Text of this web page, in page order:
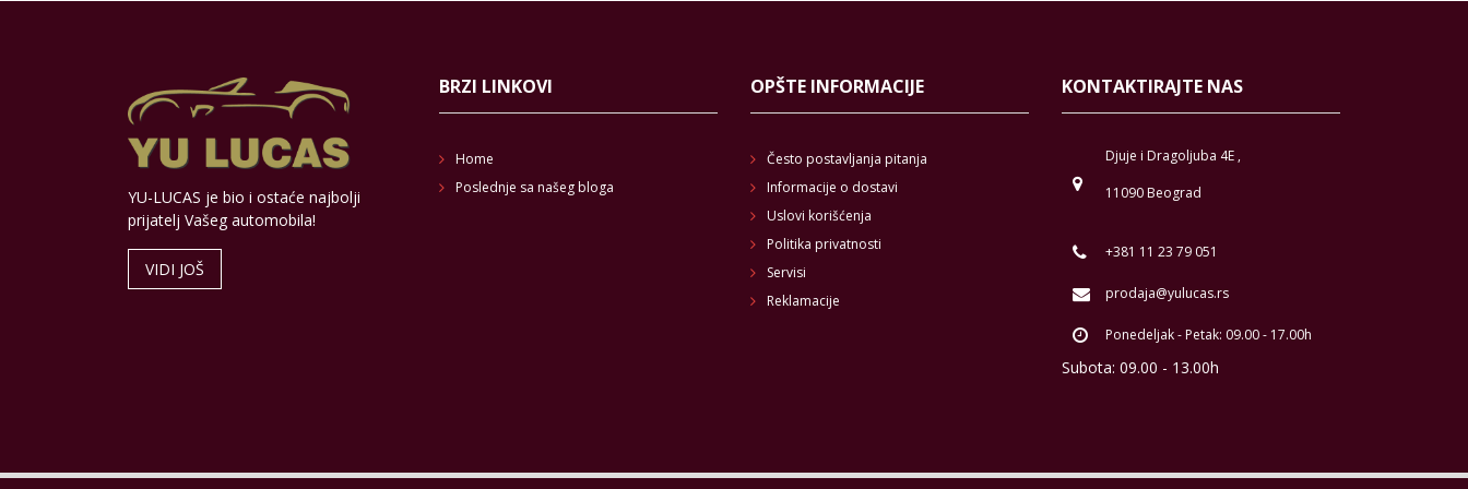
YU-LUCAS je bio i ostaće najbolji
prijatelj Vašeg automobila!
VIDI JOŠ
BRZI LINKOVI
Home
Poslednje sa našeg bloga
OPŠTE INFORMACIJE
Često postavljanja pitanja
Informacije o dostavi
Uslovi korišćenja
Politika privatnosti
Servisi
Reklamacije
KONTAKTIRAJTE NAS
Djuje i Dragoljuba 4E ,
11090 Beograd
+381 11 23 79 051
prodaja@yulucas.rs
Ponedeljak - Petak: 09.00 - 17.00h
Subota: 09.00 - 13.00h